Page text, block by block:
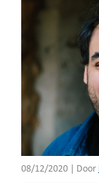
08/12/2020 Door